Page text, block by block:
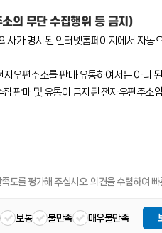
의 무단 수집행위 등 금지)
사가 명시된 인터넷홈페이지에서 자
우편주소를 판매·유통하여서는 아니
·판매 및 유통이 금지된 전자우편주소
도를 평가해 주십시오. 의견을 수렴하여
보통 불만족 매우불만족